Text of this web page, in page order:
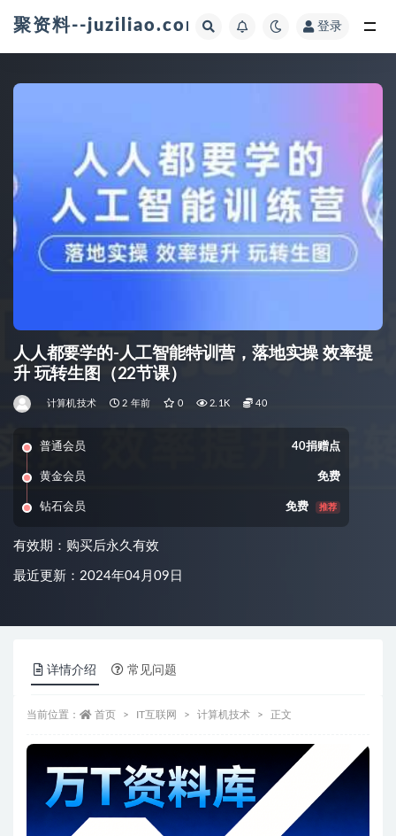
聚资料--juziliao.com--全网资料整合平台
登录
人人都要学的-人工智能特训营，落地实操 效率提
升 玩转生图（22节课）
计算机技术 2 年前 0 2.1K 40
普通会员 40捐赠点
黄金会员 免费
钻石会员 免费 推荐
有效期：购买后永久有效
最近更新：2024年04月09日
详情介绍 常见问题
当前位置： 首页 IT互联网 计算机技术 正文